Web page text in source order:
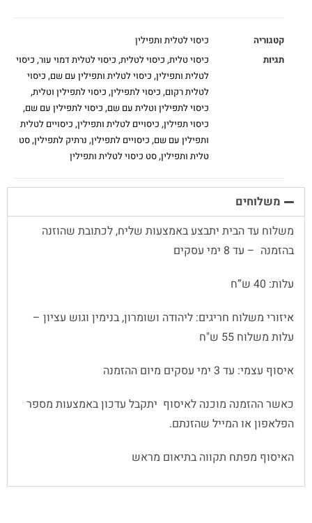
קטגוריה
כיסוי לטלית ותפילין
תגיות
כיסוי טלית, כיסוי לטלית, כיסוי לטלית דמוי עור, כיסוי
לטלית ותפילין, כיסוי לטלית ותפילין עם שם, כיסוי
לטלית רקום, כיסוי לתפילין, כיסוי לתפילין וטלית,
כיסוי לתפילין וטלית עם שם, כיסוי לתפילין עם שם,
כיסוי תפילין, כיסויים לטלית ותפילין, כיסויים לטלית
ותפילין עם שם, כיסויים לתפילין, נרתיק לתפילין,סט
טלית ותפילין,סט כיסוי לטלית ותפילין
משלוחים
משלוח עד הבית יתבצע באמצעות שליח, לכתובת שהוזנה
בהזמנה – עד 8 ימי עסקים
עלות: 40 ש”ח
איזורי משלוח חריגים: ליהודה ושומרון, בנימין וגוש עציון –
עלות משלוח 55 ש"ח
איסוף עצמי: עד 3 ימי עסקים מיום ההזמנה
כאשר ההזמנה מוכנה לאיסוף יתקבל עדכון באמצעות מספר
הפלאפון או המייל שהזנתם.
האיסוף מפתח תקווה בתיאום מראש